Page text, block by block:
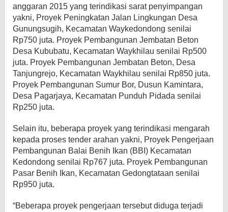
anggaran 2015 yang terindikasi sarat penyimpangan
yakni, Proyek Peningkatan Jalan Lingkungan Desa
Gunungsugih, Kecamatan Waykedondong senilai
Rp750 juta. Proyek Pembangunan Jembatan Beton
Desa Kububatu, Kecamatan Waykhilau senilai Rp500
juta. Proyek Pembangunan Jembatan Beton, Desa
Tanjungrejo, Kecamatan Waykhilau senilai Rp850 juta.
Proyek Pembangunan Sumur Bor, Dusun Kamintara,
Desa Pagarjaya, Kecamatan Punduh Pidada senilai
Rp250 juta.
Selain itu, beberapa proyek yang terindikasi mengarah
kepada proses tender arahan yakni, Proyek Pengerjaan
Pembangunan Balai Benih Ikan (BBI) Kecamatan
Kedondong senilai Rp767 juta. Proyek Pembangunan
Pasar Benih Ikan, Kecamatan Gedongtataan senilai
Rp950 juta.
“Beberapa proyek pengerjaan tersebut diduga terjadi